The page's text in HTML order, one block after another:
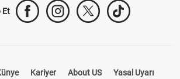
Et
Kariyer About US Yasal Uyarı